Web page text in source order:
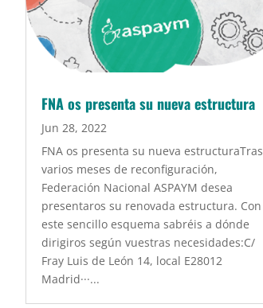
FNA os presenta su nueva estructura
Jun 28, 2022
FNA os presenta su nueva estructuraTras
varios meses de reconfiguración,
Federación Nacional ASPAYM desea
presentaros su renovada estructura. Con
este sencillo esquema sabréis a dónde
dirigiros según vuestras necesidades:C/
Fray Luis de León 14, local E28012
Madrid···...